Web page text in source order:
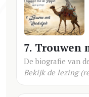
7. Trouwen
De biografie van
Bekijk de lezing